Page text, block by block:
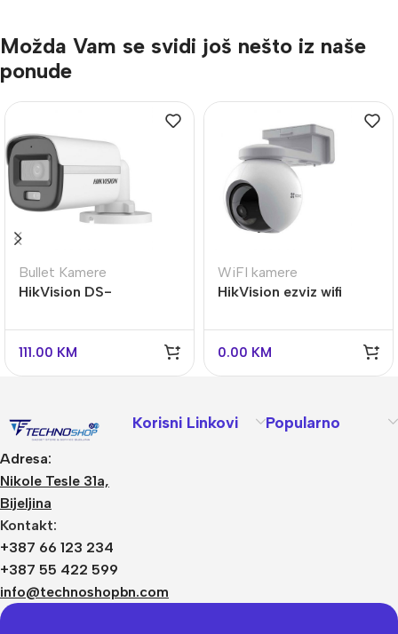
Možda Vam se svidi još nešto iz naše
ponude
Bullet Kamere
HikVision DS-
111.00 KM
WiFI kamere
HikVision ezviz wifi
CS-HB8-R100-
2C4WDL
0.00 KM
Adresa:
Nikole Tesle 31a,
Bijeljina
Kontakt:
+387 66 123 234
+387 55 422 599
info@technoshopbn.com
Korisni Linkovi Popularno